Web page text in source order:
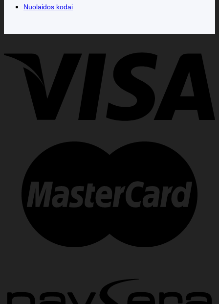
Nuolaidos kodai